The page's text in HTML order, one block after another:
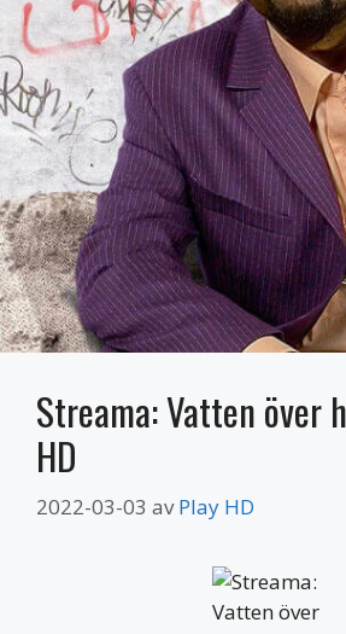
Streama: Vatten över
HD
2022-03-03 avPlay HD